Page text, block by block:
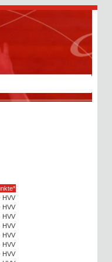
HVV
HVV
HVV
HVV
HVV
HVV
HVV